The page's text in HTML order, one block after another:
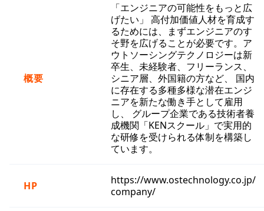
概要
「エンジニアの可能性をもっと広
げたい」 高付加価値人材を育成す
るためには、まずエンジニアのす
そ野を広げることが必要です。ア
ウトソーシングテクノロジーは新
卒生、未経験者、フリーランス、
シニア層、外国籍の方など、 国内
に存在する多種多様な潜在エンジ
ニアを新たな働き手として雇用
し、 グループ企業である技術者養
成機関「KENスクール」で実用的
な研修を受けられる体制を構築し
ています。
HP
https://www.ostechnology.co.jp/
company/